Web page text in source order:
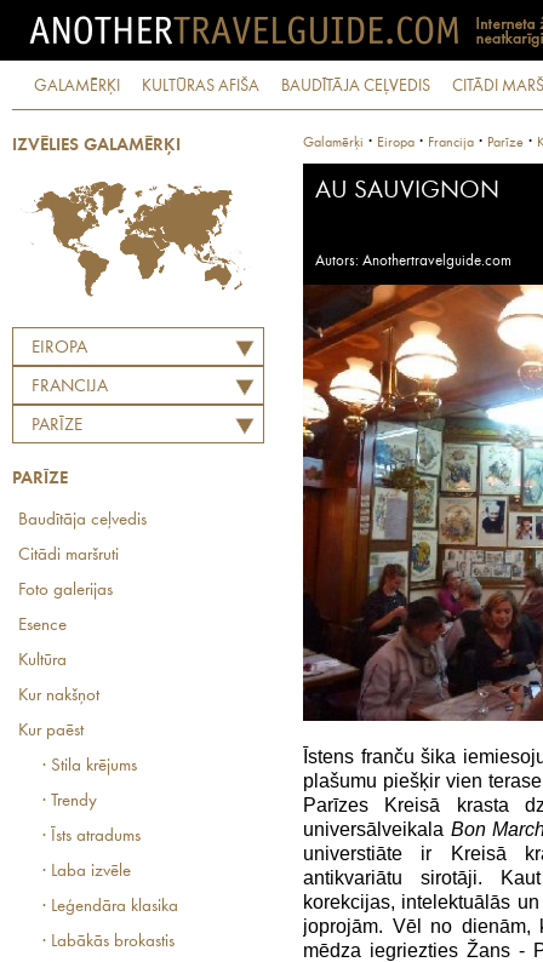
GALAMĒRĶI KULTŪRAS AFIŠA BAUDĪTĀJA CEĻVEDIS CITĀDI
IZVĒLIES GALAMĒRĶI
EIROPA
FRANCIJA
PARĪZE
PARĪZE
Baudītāja ceļvedis
Citādi maršruti
Foto galerijas
Esence
Kultūra
Kur nakšņot
Kur paēst
· Stila krējums
· Trendy
· Īsts atradums
· Laba izvēle
· Leģendāra klasika
· Labākās brokastis
Galamērķi · Eiropa · Francija · Parīze ·
AU SAUVIGNON
Autors: Anothertravelguide.com
Īstens franču šika
plašumu piešķir vien
Parīzes Kreisā krasta
universālveikala Bon
universtiāte ir Kreisā
antikvariātu sirotāji.
korekcijas, intelektuālās
joprojām. Vēl no
mēdza iegriezties Žans -